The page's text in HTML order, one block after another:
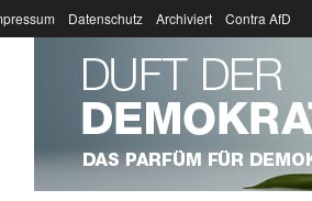
Datenschutz Archiviert Contra AfD